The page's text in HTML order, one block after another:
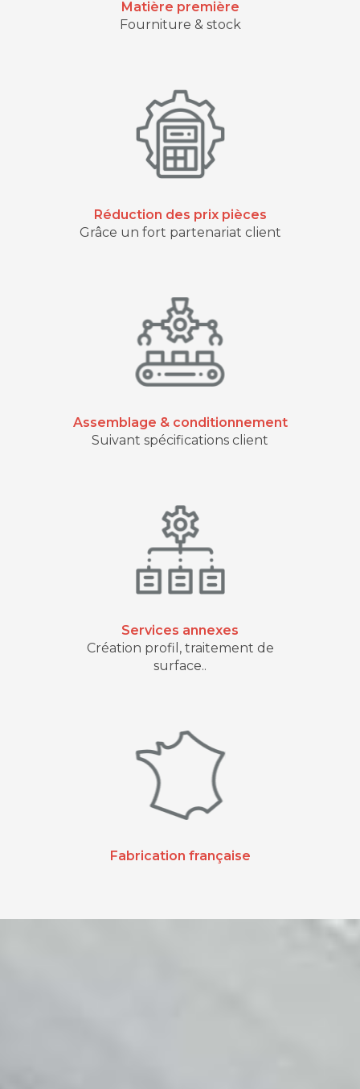
Matière première
Fourniture & stock
Réduction des prix pièces
Grâce un fort partenariat client
Assemblage & conditionnement
Suivant spécifications client
Services annexes
Création profil, traitement de
surface..
Fabrication française